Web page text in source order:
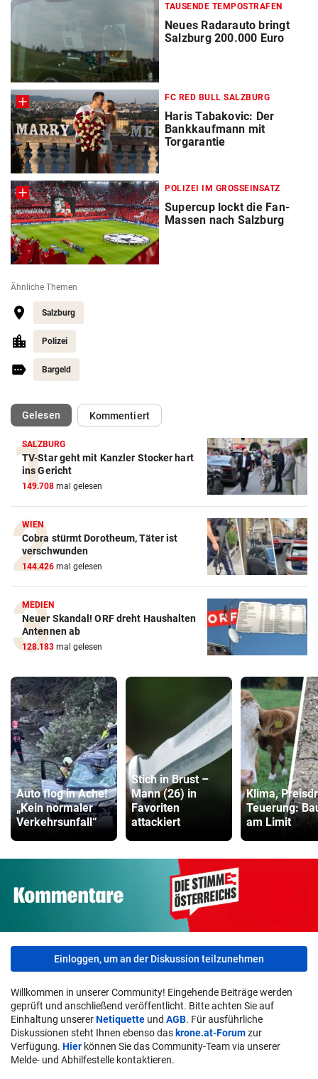
TAUSENDE TEMPOSTRAFEN
Neues Radarauto bringt
Salzburg 200.000 Euro
FC RED BULL SALZBURG
Haris Tabakovic: Der
Bankkaufmann mit
Torgarantie
POLIZEI IM GROSSEINSATZ
Supercup lockt die Fan-
Massen nach Salzburg
Ähnliche Themen
Salzburg
Polizei
Bargeld
Gelesen(ausgewählt)Kommentiert
SALZBURG
TV-Star geht mit Kanzler Stocker hart
ins Gericht
149.708 mal gelesen
WIEN
Cobra stürmt Dorotheum, Täter ist
verschwunden
144.426 mal gelesen
MEDIEN
Neuer Skandal! ORF dreht Haushalten
Antennen ab
128.183 mal gelesen
Auto flog in Ache!
„Kein normaler
Verkehrsunfall“
Stich in Brust –
Mann (26) in
Favoriten
attackiert
Klima,
Teuerung:
am Limit
Einloggen, um an der Diskussion teilzunehmen
Willkommen in unserer Community! Eingehende Beiträge werden
geprüft und anschließend veröffentlicht. Bitte achten Sie auf
Einhaltung unsererNetiquette und AGB. Für ausführliche
Diskussionen steht Ihnen ebenso das krone.at-Forumzur
Verfügung. Hier können Sie das Community-Team via unserer
Melde- und Abhilfestelle kontaktieren.